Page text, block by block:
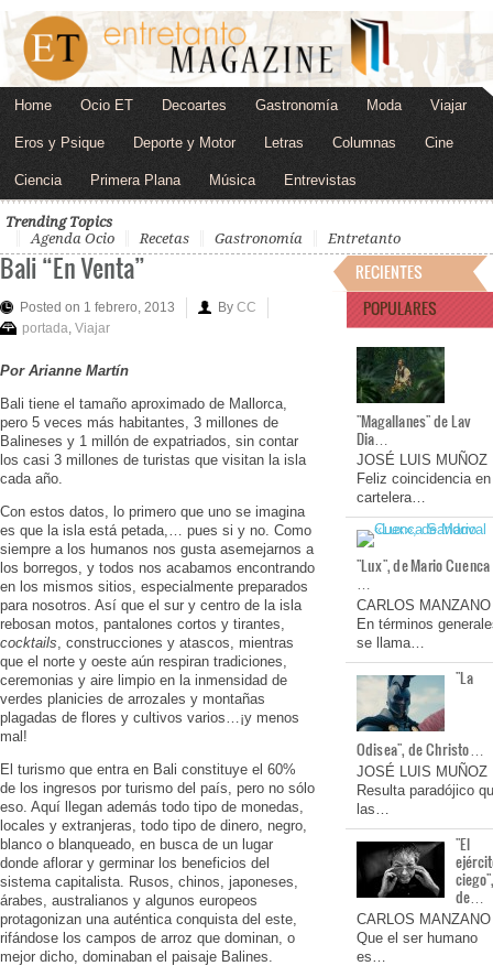
Home Ocio ET Decoartes Gastronomía Moda Viajar
Eros y Psique Deporte y Motor Letras Columnas Cine
Ciencia Primera Plana Música Entrevistas
Trending Topics
Agenda Ocio
Recetas Gastronomía Entretanto
Bali “En Venta”
Posted on 1 febrero, 2013 By CC
portada Viajar
Por Arianne Martín
Bali tiene el tamaño aproximado de Mallorca,
pero 5 veces más habitantes, 3 millones de
Balineses y 1 millón de expatriados, sin contar
los casi 3 millones de turistas que visitan la isla
cada año.
Con estos datos, lo primero que uno se imagina
es que la isla está petada,… pues si y no. Como
siempre a los humanos nos gusta asemejarnos a
los borregos, y todos nos acabamos encontrando
en los mismos sitios, especialmente preparados
para nosotros. Así que el sur y centro de la isla
rebosan motos, pantalones cortos y tirantes,
cocktails , construcciones y atascos, mientras
que el norte y oeste aún respiran tradiciones,
ceremonias y aire limpio en la inmensidad de
verdes planicies de arrozales y montañas
plagadas de flores y cultivos varios…¡y menos
mal!
El turismo que entra en Bali constituye el 60%
de los ingresos por turismo del país, pero no sólo
eso. Aquí llegan además todo tipo de monedas,
locales y extranjeras, todo tipo de dinero, negro,
blanco o blanqueado, en busca de un lugar
donde aflorar y germinar los beneficios del
sistema capitalista. Rusos, chinos, japoneses,
árabes, australianos y algunos europeos
protagonizan una auténtica conquista del este,
rifándose los campos de arroz que dominan, o
mejor dicho, dominaban el paisaje Balines.
RECIENTES
POPULARES
"Magallanes" de Lav
Dia…
JOSÉ LUIS MUÑOZ
Feliz coincidencia en
cartelera…
"Lux", de Mario Cuenca
…
CARLOS MANZANO
En términos
se llama…
"La
Odisea", de Christo…
JOSÉ LUIS MUÑOZ
Resulta paradójico
las…
"El
de…
CARLOS MANZANO
Que el ser humano
es…